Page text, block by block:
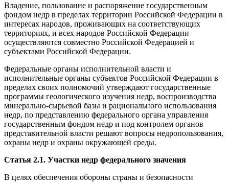
Владение, пользование и распоряжение государственным
фондом недр в пределах территории Российской Федерации в
интересах народов, проживающих на соответствующих
территориях, и всех народов Российской Федерации
осуществляются совместно Российской Федерацией и
субъектами Российской Федерации.
Федеральные органы исполнительной власти и
исполнительные органы субъектов Российской Федерации в
пределах своих полномочий утверждают государственные
программы геологического изучения недр, воспроизводства
минерально-сырьевой базы и рационального использования
недр, по представлению федерального органа управления
государственным фондом недр и под контролем органов
представительной власти решают вопросы недропользования,
охраны недр и охраны окружающей среды.
Статья 2.1. Участки недр федерального значения
В целях обеспечения обороны страны и безопасности